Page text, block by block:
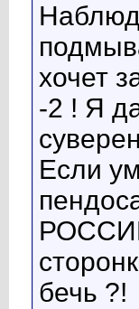
хочет
-2 ! Я
Если
бечь ?!